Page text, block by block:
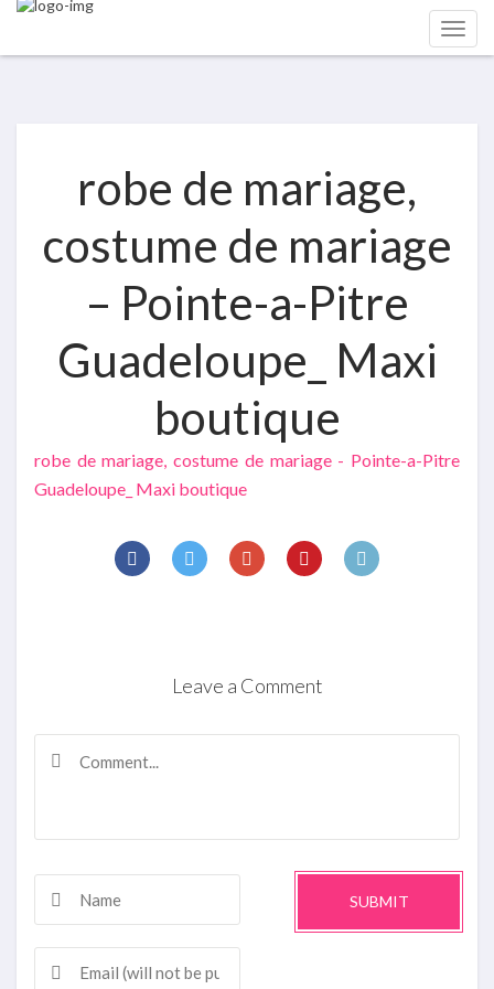
robe de mariage,
costume de mariage
– Pointe-a-Pitre
Guadeloupe_ Maxi
boutique
robe de mariage, costume de mariage - Pointe-a-Pitre
Guadeloupe_ Maxi boutique
Leave a Comment
SUBMIT